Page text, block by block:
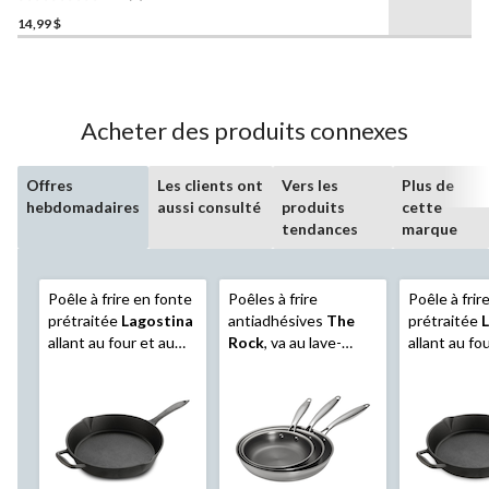
étoile(s)
14,99 $
Acheter des produits connexes
Offres
hebdomadaires
Les clients ont
aussi consulté
Vers les
produits
tendances
Plus de
cette
marque
Poêle à frire en fonte
prétraitée Lagostina
allant au four et au
Poêles à frire
antiadhésives The
Rock, va au lave-
et 28 cm, paq. 3
Poêle à
prétraitée
allant au